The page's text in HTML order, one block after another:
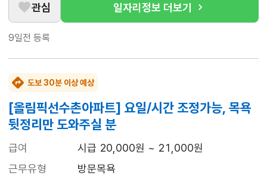
관심 일자리정보 더보기
9일전 등록
도보 30분 이상 예상
[올림픽선수촌아파트] 요일/시간 조정가능, 목욕
뒷정리만 도와주실 분
급여
시급 20,000원 ~ 21,000원
근무유형
방문목욕